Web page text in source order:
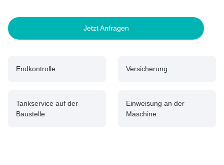
Jetzt Anfragen
Endkontrolle Versicherung
Tankservice auf der
Baustelle
Einweisung an der
Maschine